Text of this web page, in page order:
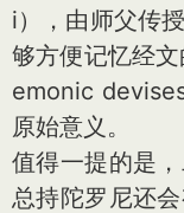
i），由师父传
够方便记忆经
emonic
原始意义。
值得一提的是
总持陀罗尼还